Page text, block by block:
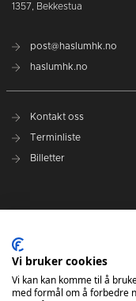
1357, Bekkestua
post@haslumhk.no
haslumhk.no
Kontakt oss
Terminliste
Billetter
Ansvarlig redaktør:
Vi bruker cookies
Vi kan kan komme til å
med formål om å forbedre